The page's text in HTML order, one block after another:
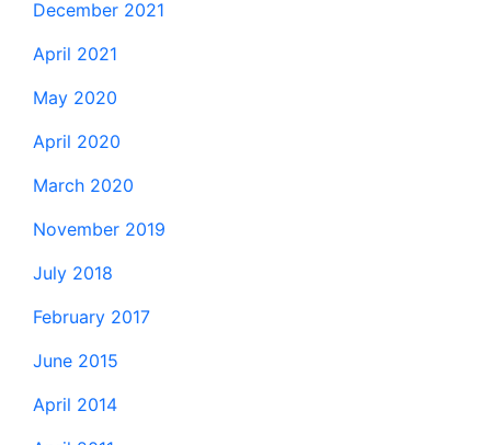
December 2021
April 2021
May 2020
April 2020
March 2020
November 2019
July 2018
February 2017
June 2015
April 2014